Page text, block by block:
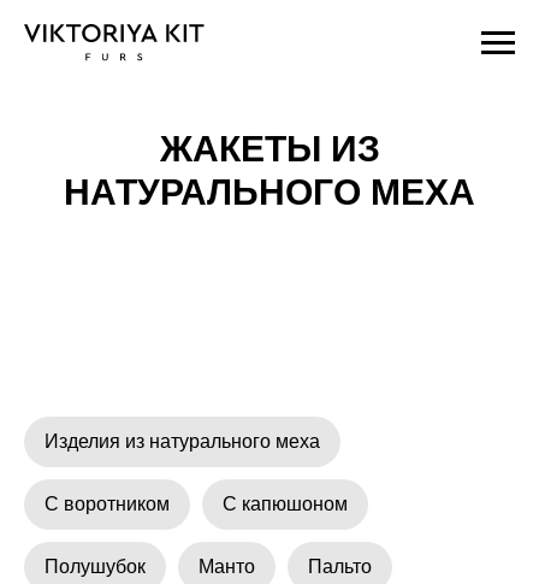
/ Каталог
ЖАКЕТЫ ИЗ
НАТУРАЛЬНОГО МЕХА
Изделия из натурального меха
С воротником С капюшоном
Полушубок Манто Пальто